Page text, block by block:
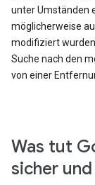
unter Umständen
möglicherweise
modifiziert
Suche nach den
von einer
Was tut
sicher